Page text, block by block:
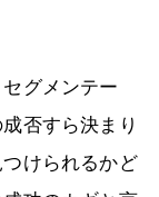
グメンテー
否すら決まり
けられるかど